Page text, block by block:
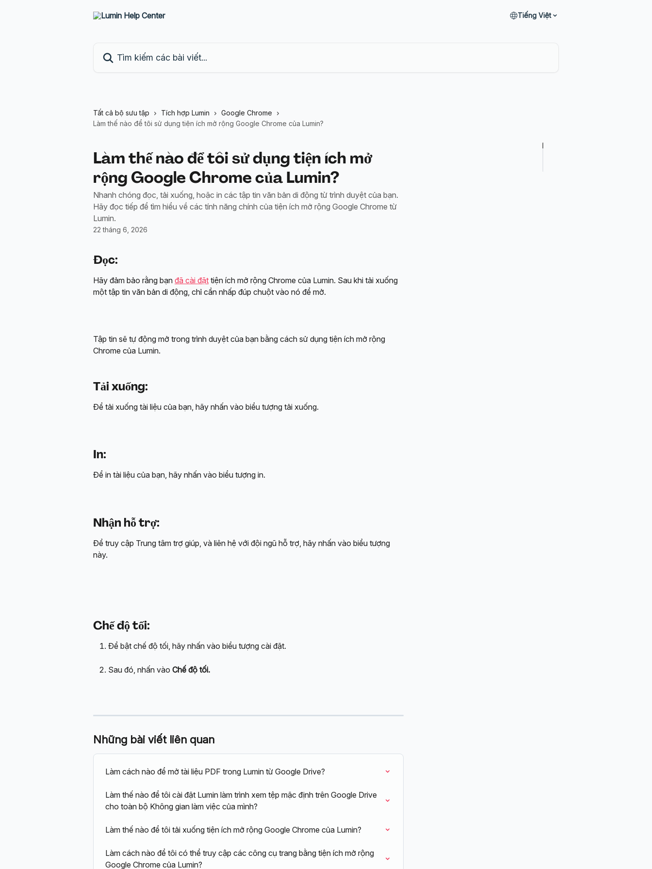
Tiếng Việt
Tất cả bộ sưu tập Tích hợp Lumin
Google Chrome
Làm thế nào để tôi sử dụng tiện ích mở rộng Google Chrome của Lumin?
Làm thế nào để tôi sử dụng tiện ích mở
rộng Google Chrome của Lumin?
Nhanh chóng đọc, tải xuống, hoặc in các tập tin văn bản di động từ trình duyệt của bạn.
Hãy đọc tiếp để tìm hiểu về các tính năng chính của tiện ích mở rộng Google Chrome từ
Lumin.
22 tháng 6, 2026
Đọc:
Hãy đảm bảo rằng bạn đã cài đặt tiện ích mở rộng Chrome của Lumin. Sau khi tải xuống
một tập tin văn bản di động, chỉ cần nhấp đúp chuột vào nó để mở.
Tập tin sẽ tự động mở trong trình duyệt của bạn bằng cách sử dụng tiện ích mở rộng
Chrome của Lumin.
Tải xuống:
Để tải xuống tài liệu của bạn, hãy nhấn vào biểu tượng tải xuống.
In:
Để in tài liệu của bạn, hãy nhấn vào biểu tượng in.
Nhận hỗ trợ:
Để truy cập Trung tâm trợ giúp, và liên hệ với đội ngũ hỗ trợ, hãy nhấn vào biểu tượng
này.
Chế độ tối:
Để bật chế độ tối, hãy nhấn vào biểu tượng cài đặt.
Sau đó, nhấn vào Chế độ tối.
Những bài viết liên quan
Làm cách nào để mở tài liệu PDF trong Lumin từ Google Drive?
Làm thế nào để tôi cài đặt Lumin làm trình xem tệp mặc định trên Google Drive
cho toàn bộ Không gian làm việc của mình?
Làm thế nào để tôi tải xuống tiện ích mở rộng Google Chrome của Lumin?
Làm cách nào để tôi có thể truy cập các công cụ trang bằng tiện ích mở rộng
Google Chrome của Lumin?